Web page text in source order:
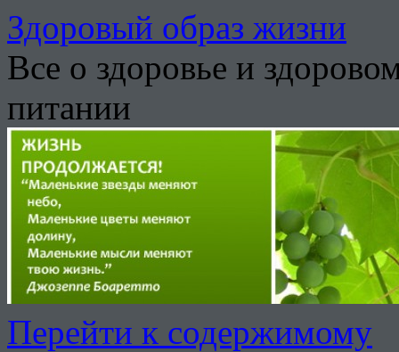
Здоровый образ жизни
Все о здоровье и
питании
Перейти к содержимому